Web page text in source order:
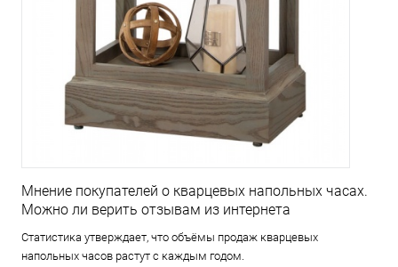
Мнение покупателей о кварцевых напольных часах.
Можно ли верить отзывам из интернета
Статистика утверждает, что объёмы продаж кварцевых
напольных часов растут с каждым годом.